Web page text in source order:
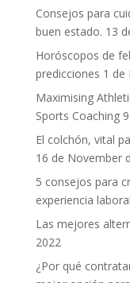
Consejos para
buen estado. 13
Horóscopos de
predicciones 1 de
Maximising
Sports Coaching
El colchón, vital
16 de November
5 consejos para
experiencia laboral
Las mejores
2022
¿Por qué